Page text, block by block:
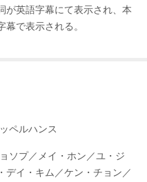
が英語字幕にて表示され、本
で表示される。
ペルハンス
ソプ／メイ・ホン／ユ・ジ
デイ・キム／ケン・チョン／